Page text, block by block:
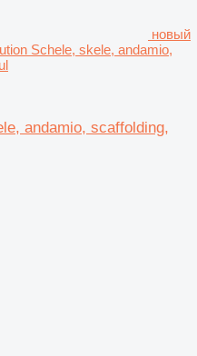
новый
Schele, skele, andamio,
andamio, scaffolding,